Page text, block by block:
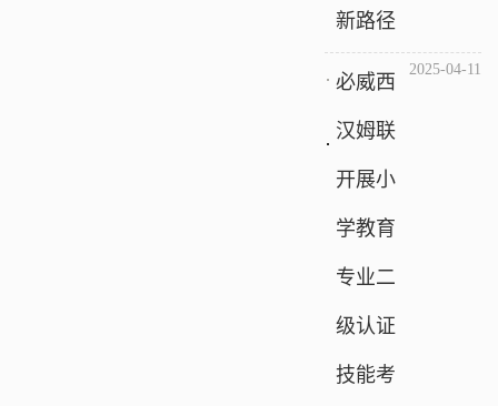
新路径
必威西
汉姆联
开展小
学教育
专业二
级认证
技能考
2025-04-11